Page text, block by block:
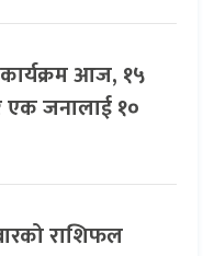
कार्यक्रम आज, १५
जनालाई १०
राशिफल